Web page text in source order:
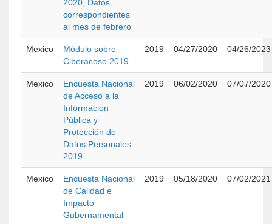
2020, Datos
correspondientes
al mes de febrero
Mexico
Módulo sobre
Ciberacoso 2019
2019 04/27/2020 04/26/2023
Mexico
Encuesta Nacional
de Acceso a la
Información
Pública y
Protección de
Datos Personales
2019
2019 06/02/2020 07/07/2020
Mexico
Encuesta Nacional
de Calidad e
Impacto
Gubernamental
2019 05/18/2020 07/02/2021